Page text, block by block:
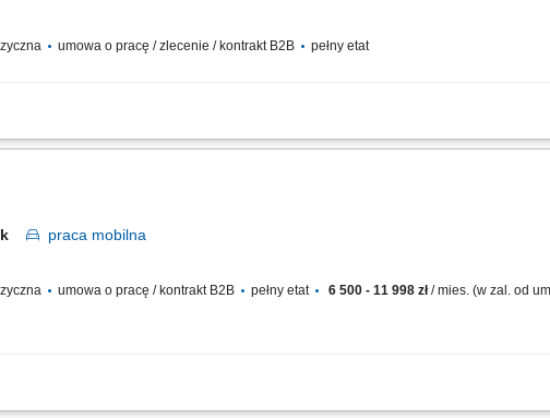
umowa o pracę / zlecenie / kontrakt B2B pełny etat
klimatyzacyjnych zgodnie z dokumentacją techniczną. Konserwacja urządzeń i
praca mobilna
umowa o pracę / kontrakt B2B pełny etat 6 500 - 11 998 zł/ mies. (w zal. od
na najwyższym poziomie.